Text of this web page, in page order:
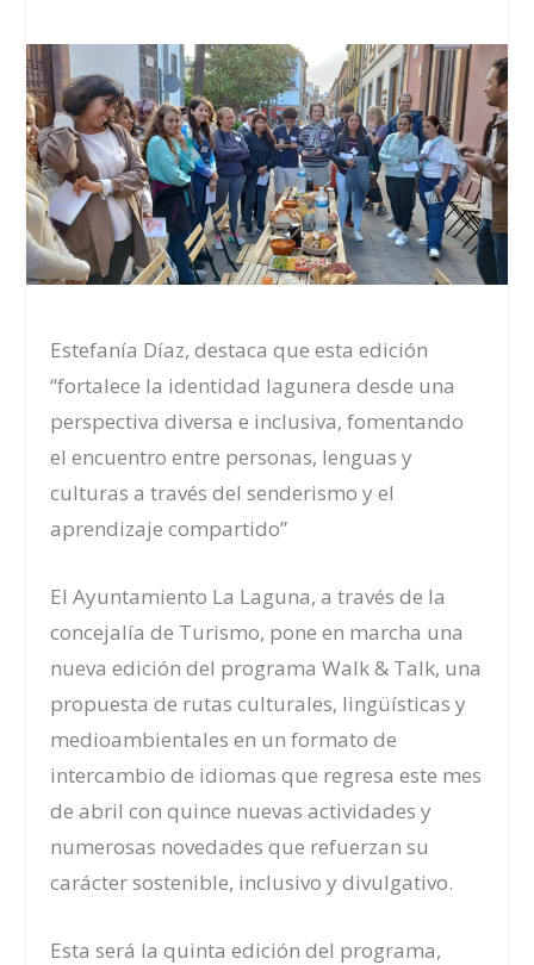
Estefanía Díaz, destaca que esta edición
“fortalece la identidad lagunera desde una
perspectiva diversa e inclusiva, fomentando
el encuentro entre personas, lenguas y
culturas a través del senderismo y el
aprendizaje compartido”
El Ayuntamiento La Laguna, a través de la
concejalía de Turismo, pone en marcha una
nueva edición del programa Walk & Talk, una
propuesta de rutas culturales, lingüísticas y
medioambientales en un formato de
intercambio de idiomas que regresa este mes
de abril con quince nuevas actividades y
numerosas novedades que refuerzan su
carácter sostenible, inclusivo y divulgativo.
Esta será la quinta edición del programa,